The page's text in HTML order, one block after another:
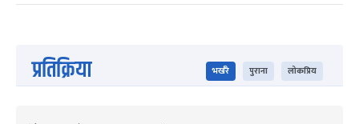
प्रतिक्रिया भर्खरै पुराना लोकप्रिय